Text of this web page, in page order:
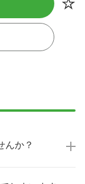
んか？